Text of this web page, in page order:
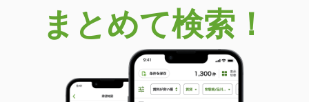
まとめて検索！